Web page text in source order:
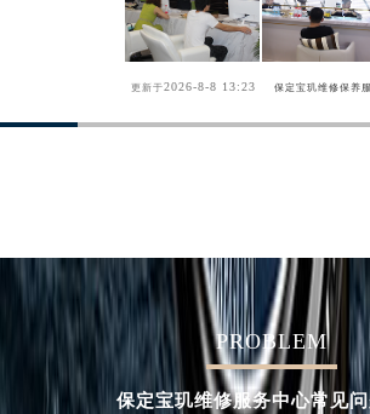
更新于2026-8-8 13:23 保定宝玑维修保养
PROBLEM
保定宝玑维修服务中心常见